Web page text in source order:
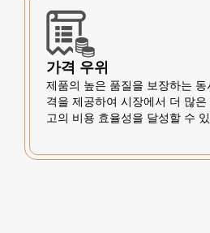
가격 우위
제품의 높은 품질을 보장하는
격을 제공하여 시장에서 더 많
고의 비용 효율성을 달성할 수